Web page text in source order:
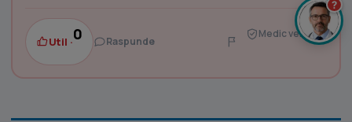
Util ·0 Raspunde
Medic verificat
?